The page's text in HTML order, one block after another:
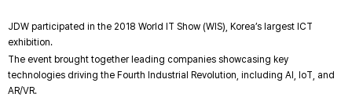
JDW participated in the 2018 World IT Show (WIS), Korea’s largest ICT
exhibition.
The event brought together leading companies showcasing key
technologies driving the Fourth Industrial Revolution, including AI, IoT, and
AR/VR.